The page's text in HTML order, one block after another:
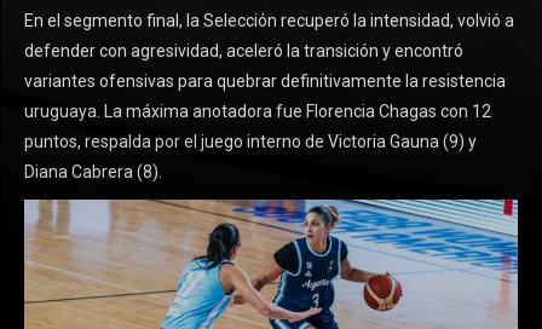
En el segmento final, la Selección recuperó la intensidad, volvió a
defender con agresividad, aceleró la transición y encontró
variantes ofensivas para quebrar definitivamente la resistencia
uruguaya. La máxima anotadora fue Florencia Chagas con 12
puntos, respalda por el juego interno de Victoria Gauna (9) y
Diana Cabrera (8).